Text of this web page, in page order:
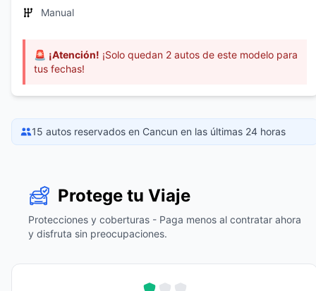
Manual
🚨 ¡Atención! ¡Solo quedan 2 autos de este modelo para
tus fechas!
15 autos reservados en Cancun en las últimas 24 horas
Protege tu Viaje
Protecciones y coberturas - Paga menos al contratar ahora
y disfruta sin preocupaciones.